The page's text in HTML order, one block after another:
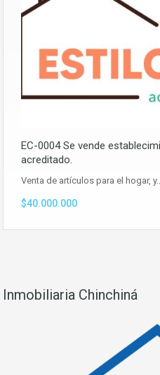
EC-0004 Se vende
acreditado.
Venta de artículos para el hogar,
$40.000.000
Inmobiliaria Chinchiná